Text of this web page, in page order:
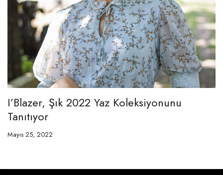
I’Blazer, Şık 2022 Yaz Koleksiyonunu
Tanıtıyor
Mayıs 25, 2022